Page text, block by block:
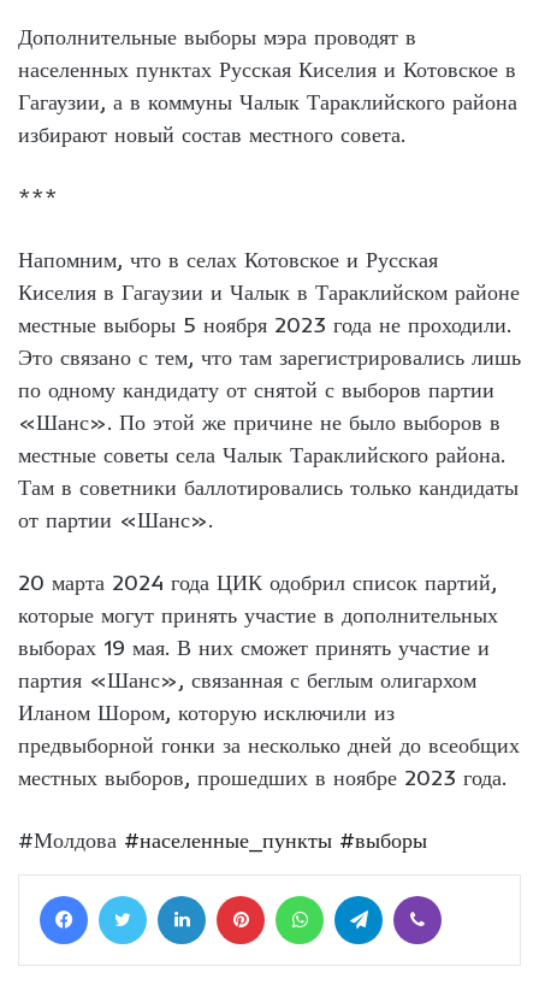
Дополнительные выборы мэра проводят в
населенных пунктах Русская Киселия и Котовское в
Гагаузии, а в коммуны Чалык Тараклийского района
избирают новый состав местного совета.
***
Напомним, что в селах Котовское и Русская
Киселия в Гагаузии и Чалык в Тараклийском районе
местные выборы 5 ноября 2023 года не проходили.
Это связано с тем, что там зарегистрировались лишь
по одному кандидату от снятой с выборов партии
«Шанс». По этой же причине не было выборов в
местные советы села Чалык Тараклийского района.
Там в советники баллотировались только кандидаты
от партии «Шанс».
20 марта 2024 года ЦИК одобрил список партий,
которые могут принять участие в дополнительных
выборах 19 мая. В них сможет принять участие и
партия «Шанс», связанная с беглым олигархом
Иланом Шором, которую исключили из
предвыборной гонки за несколько дней до всеобщих
местных выборов, прошедших в ноябре 2023 года.
#Молдова #населенные_пункты #выборы
FacebookTwitter LinkedIn Pinterest WhatsAppTelegram